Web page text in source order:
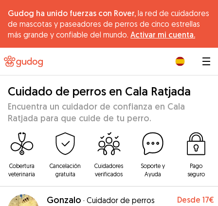
Gudog ha unido fuerzas con Rover, la red de cuidadores
de mascotas y paseadores de perros de cinco estrellas
más grande y confiable del mundo. Activar mi cuenta.
Cuidado de perros en Cala Ratjada
Encuentra un cuidador de confianza en Cala
Ratjada para que cuide de tu perro.
Cobertura
veterinaria
Cancelación
gratuita
Cuidadores
verificados
Soporte y
Ayuda
Pago
seguro
Gonzalo · Cuidador de perros Desde 17€